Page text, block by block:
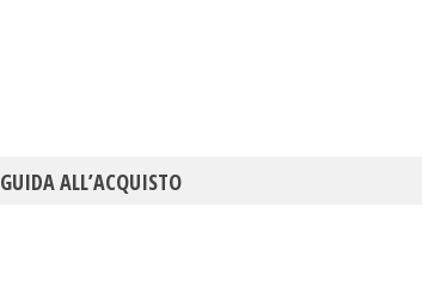
GUIDA ALL’ACQUISTO